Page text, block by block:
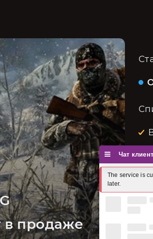
в продаже
The service is
later.